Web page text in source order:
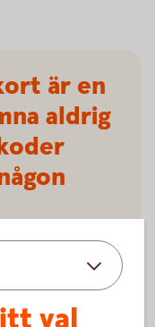
är en
aldrig